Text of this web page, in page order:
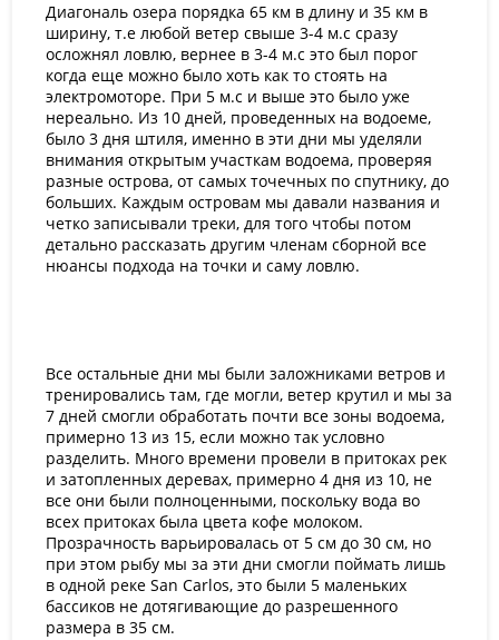
Диагональ озера порядка 65 км в длину и 35 км в
ширину, т.е любой ветер свыше 3-4 м.с сразу
осложнял ловлю, вернее в 3-4 м.с это был порог
когда еще можно было хоть как то стоять на
электромоторе. При 5 м.с и выше это было уже
нереально. Из 10 дней, проведенных на водоеме,
было 3 дня штиля, именно в эти дни мы уделяли
внимания открытым участкам водоема, проверяя
разные острова, от самых точечных по спутнику, до
больших. Каждым островам мы давали названия и
четко записывали треки, для того чтобы потом
детально рассказать другим членам сборной все
нюансы подхода на точки и саму ловлю.
Все остальные дни мы были заложниками ветров и
тренировались там, где могли, ветер крутил и мы за
7 дней смогли обработать почти все зоны водоема,
примерно 13 из 15, если можно так условно
разделить. Много времени провели в притоках рек
и затопленных деревах, примерно 4 дня из 10, не
все они были полноценными, поскольку вода во
всех притоках была цвета кофе молоком.
Прозрачность варьировалась от 5 см до 30 см, но
при этом рыбу мы за эти дни смогли поймать лишь
в одной реке San Carlos, это были 5 маленьких
бассиков не дотягивающие до разрешенного
размера в 35 см.